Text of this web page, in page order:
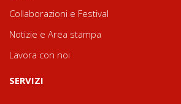
Collaborazioni e Festival
Notizie e Area stampa
Lavora con noi
SERVIZI